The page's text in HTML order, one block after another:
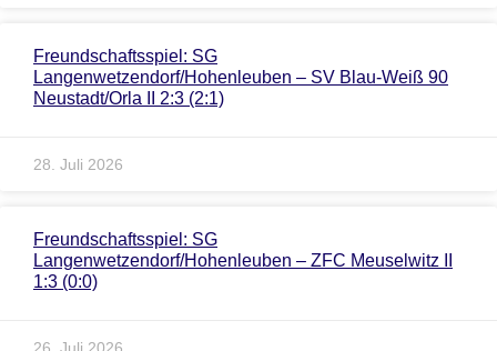
Freundschaftsspiel: SG
Langenwetzendorf/Hohenleuben – SV Blau-Weiß 90
Neustadt/Orla II 2:3 (2:1)
28. Juli 2026
Freundschaftsspiel: SG
Langenwetzendorf/Hohenleuben – ZFC Meuselwitz II
1:3 (0:0)